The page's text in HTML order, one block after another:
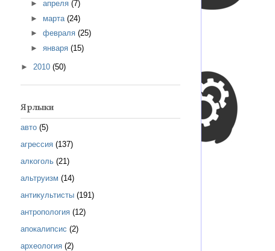
► апреля (7)
► марта (24)
► февраля (25)
► января (15)
► 2010 (50)
Ярлыки
авто (5)
агрессия (137)
алкоголь (21)
альтруизм (14)
антикультисты (191)
антропология (12)
апокалипсис (2)
археология (2)